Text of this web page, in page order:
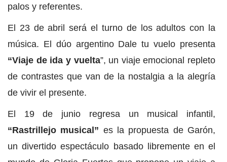
palos y referentes.
El 23 de abril será el turno de los adultos con la
música. El dúo argentino Dale tu vuelo presenta
“Viaje de ida y vuelta”, un viaje emocional repleto
de contrastes que van de la nostalgia a la alegría
de vivir el presente.
El 19 de junio regresa un musical infantil,
“Rastrillejo musical” es la propuesta de Garón,
un divertido espectáculo basado libremente en el